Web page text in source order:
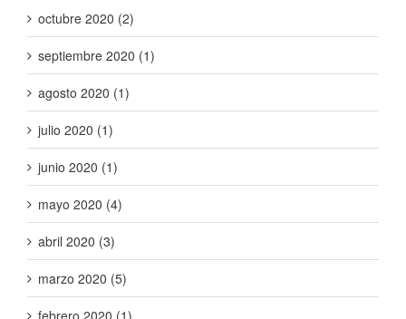
octubre 2020 (2)
septiembre 2020 (1)
agosto 2020 (1)
julio 2020 (1)
junio 2020 (1)
mayo 2020 (4)
abril 2020 (3)
marzo 2020 (5)
febrero 2020 (1)